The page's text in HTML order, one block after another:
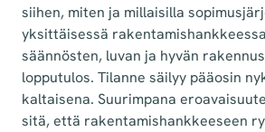
siihen, miten ja millaisilla
yksittäisessä
säännösten, luvan ja hyvän
lopputulos. Tilanne säilyy pääosin
kaltaisena. Suurimpana
sitä, että rakentamishankkeeseen